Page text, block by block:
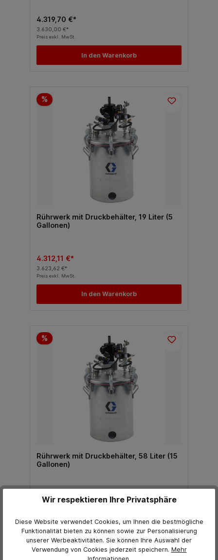
4.319,70 €*
3.630,00 €*
Preis exkl. MwSt.
In den Warenkorb
%
Rührwerk mit Druckbehälter, 19 Liter (5
Gallonen)
4.312,11 €*
3.623,62 €*
Preis exkl. MwSt.
In den Warenkorb
%
Rührwerk mit Druckbehälter, 58 Liter (15
Gallonen)
4.850,89 €*
In den Warenkorb
Wir respektieren Ihre Privatsphäre
Diese Website verwendet Cookies, um Ihnen die bestmögliche
Funktionalität bieten zu können sowie zur Personalisierung
unserer Werbeaktivitäten. Sie können Ihre Auswahl der
Verwendung von Cookies jederzeit speichern. Mehr